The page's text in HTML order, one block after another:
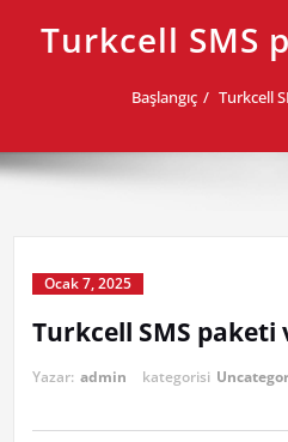
Turkcell SMS
Başlangıç Turkcell
Ocak 7, 2025
Turkcell SMS paketi
Yazar: admin kategorisi